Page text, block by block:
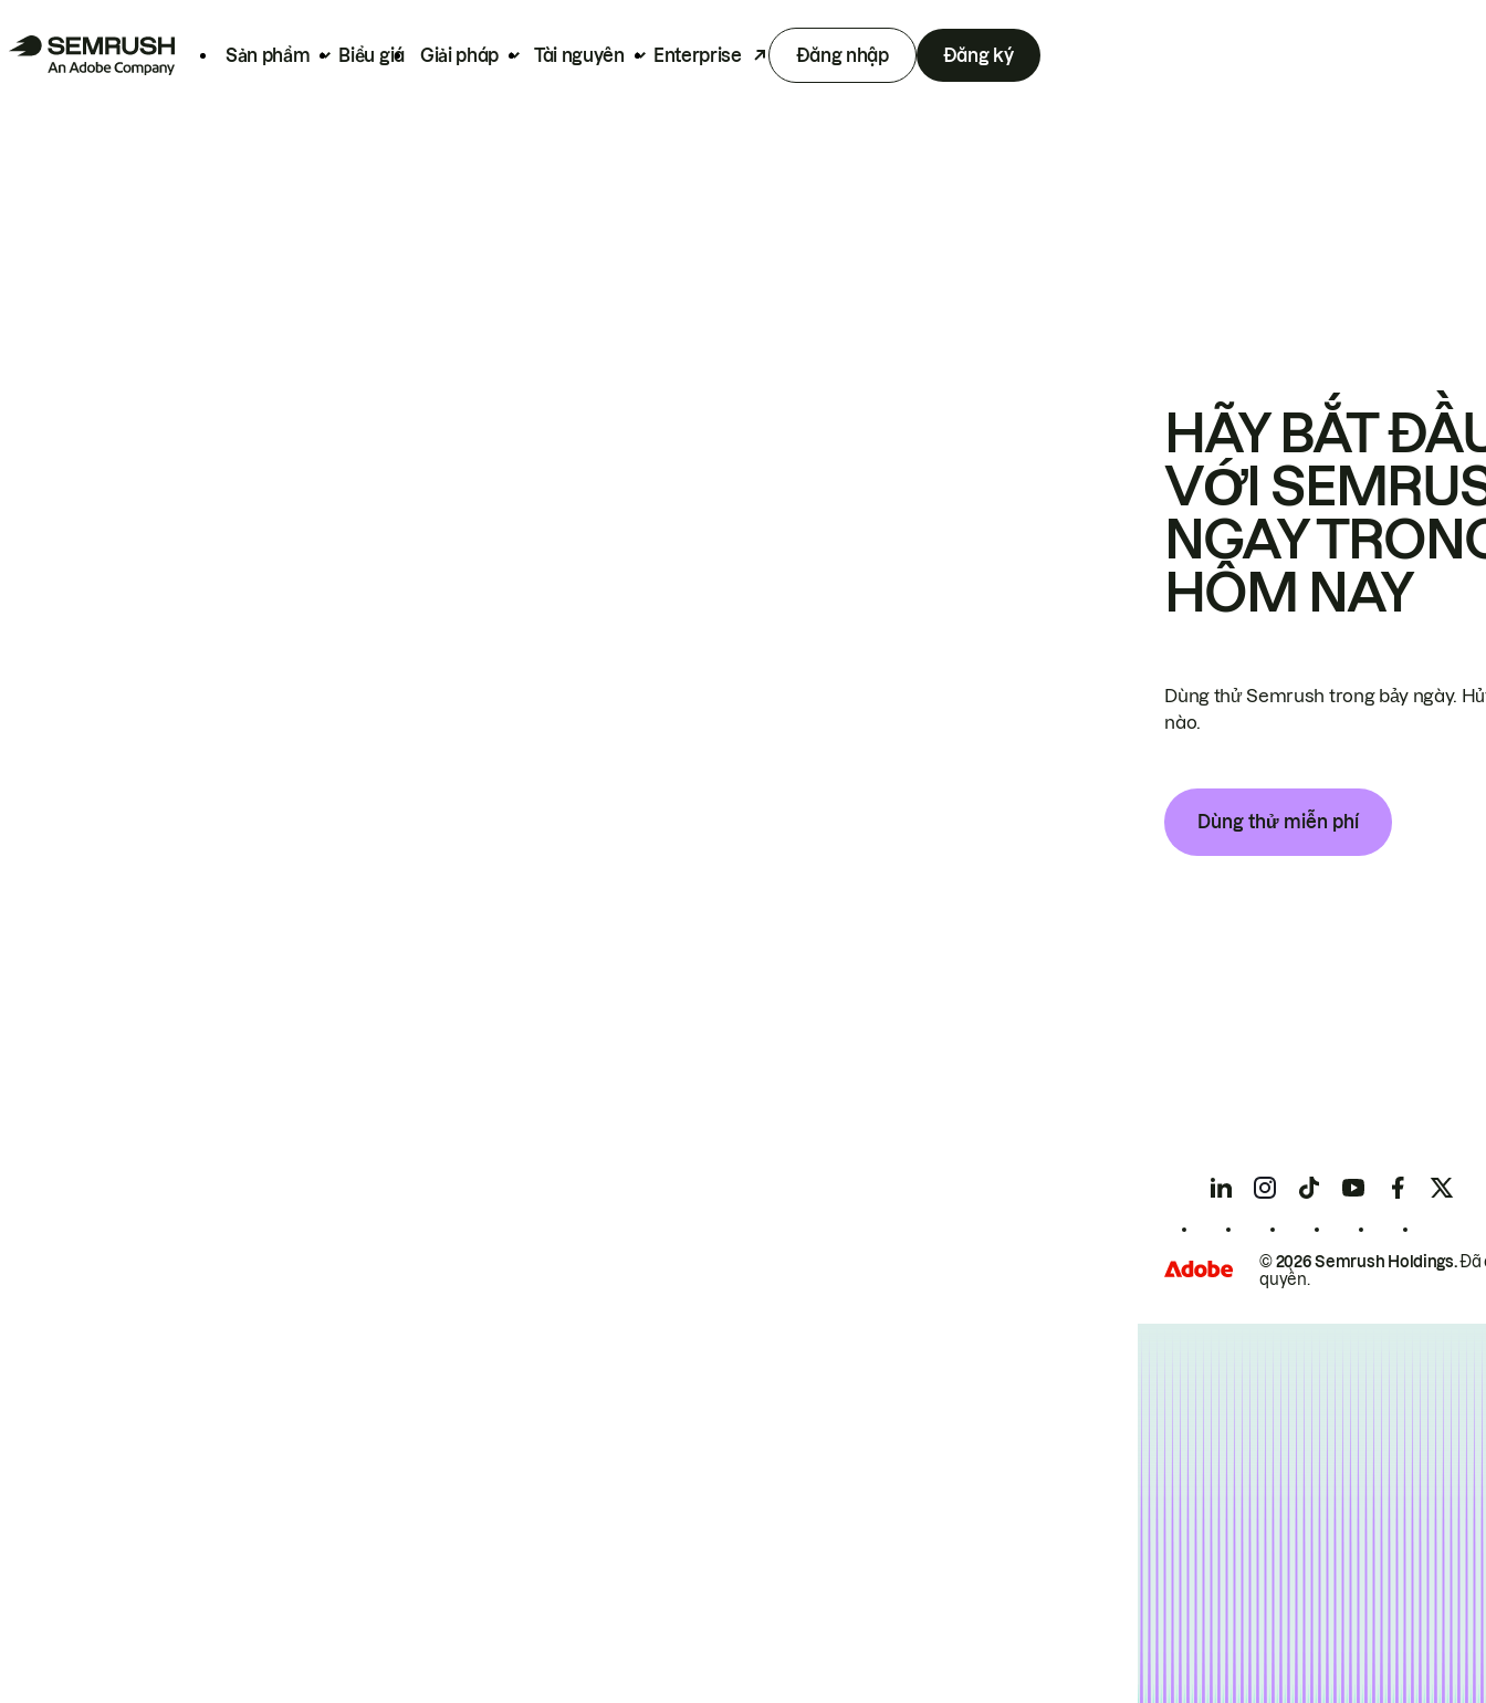
Sản phẩm Biểu giá Giải pháp Tài nguyên Enterprise Đăng nhập Đăng ký
HÃY BẮT
VỚI
NGAY
HÔM NAY
Dùng thử Semrush trong bảy ngày.
nào.
Dùng thử miễn phí
© 2026 Semrush Holdings.Đã
quyền.